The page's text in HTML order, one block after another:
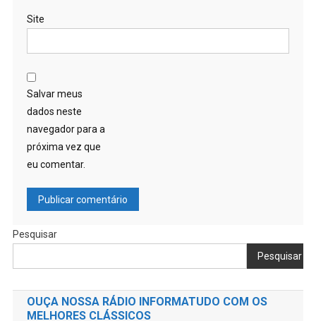
Site
Salvar meus
dados neste
navegador para a
próxima vez que
eu comentar.
Pesquisar
Pesquisar
OUÇA NOSSA RÁDIO INFORMATUDO COM OS
MELHORES CLÁSSICOS